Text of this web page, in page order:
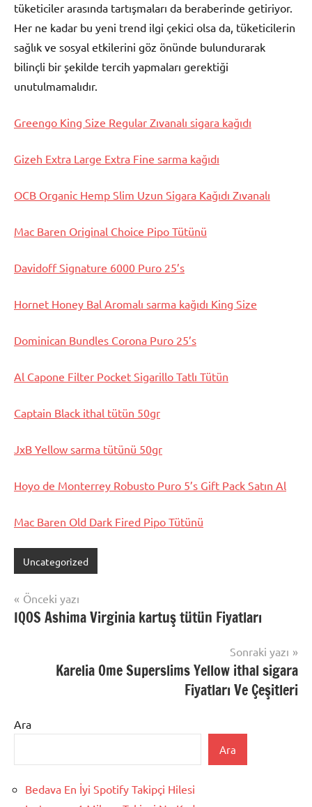
tüketiciler arasında tartışmaları da beraberinde getiriyor.
Her ne kadar bu yeni trend ilgi çekici olsa da, tüketicilerin
sağlık ve sosyal etkilerini göz önünde bulundurarak
bilinçli bir şekilde tercih yapmaları gerektiği
unutulmamalıdır.
Greengo King Size Regular Zıvanalı sigara kağıdı
Gizeh Extra Large Extra Fine sarma kağıdı
OCB Organic Hemp Slim Uzun Sigara Kağıdı Zıvanalı
Mac Baren Original Choice Pipo Tütünü
Davidoff Signature 6000 Puro 25’s
Hornet Honey Bal Aromalı sarma kağıdı King Size
Dominican Bundles Corona Puro 25’s
Al Capone Filter Pocket Sigarillo Tatlı Tütün
Captain Black ithal tütün 50gr
JxB Yellow sarma tütünü 50gr
Hoyo de Monterrey Robusto Puro 5’s Gift Pack Satın Al
Mac Baren Old Dark Fired Pipo Tütünü
Uncategorized
Yazı
gezinmesi
Önceki yazı
IQOS Ashima Virginia kartuş tütün Fiyatları
Sonraki yazı
Karelia Ome Superslims Yellow ithal sigara
Fiyatları Ve Çeşitleri
Ara
Ara
Bedava En İyi Spotify Takipçi Hilesi